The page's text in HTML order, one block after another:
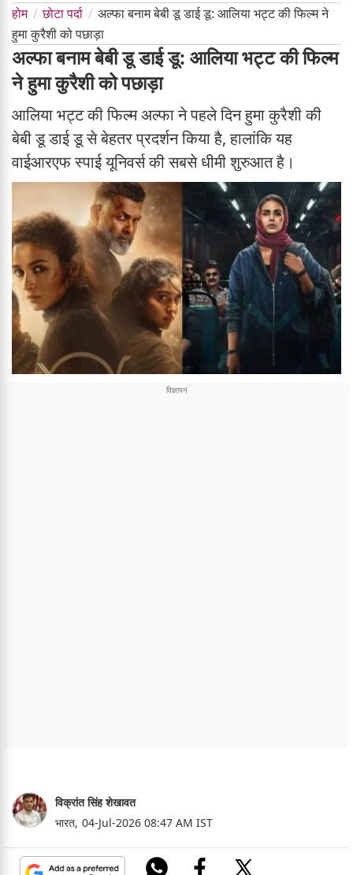
होम छोटा पर्दा
अल्फा बनाम बेबी डू डाई डू: आलिया भट्ट की फिल्म ने
हुमा कुरैशी को पछाड़ा
अल्फा बनाम बेबी डू डाई डू: आलिया भट्ट की फिल्म
ने हुमा कुरैशी को पछाड़ा
आलिया भट्ट की फिल्म अल्फा ने पहले दिन हुमा कुरैशी की
बेबी डू डाई डू से बेहतर प्रदर्शन किया है, हालांकि यह
वाईआरएफ स्पाई यूनिवर्स की सबसे धीमी शुरुआत है।
विक्रांत सिंह शेखावत
भारत, 04-Jul-2026 08:47 AM IST